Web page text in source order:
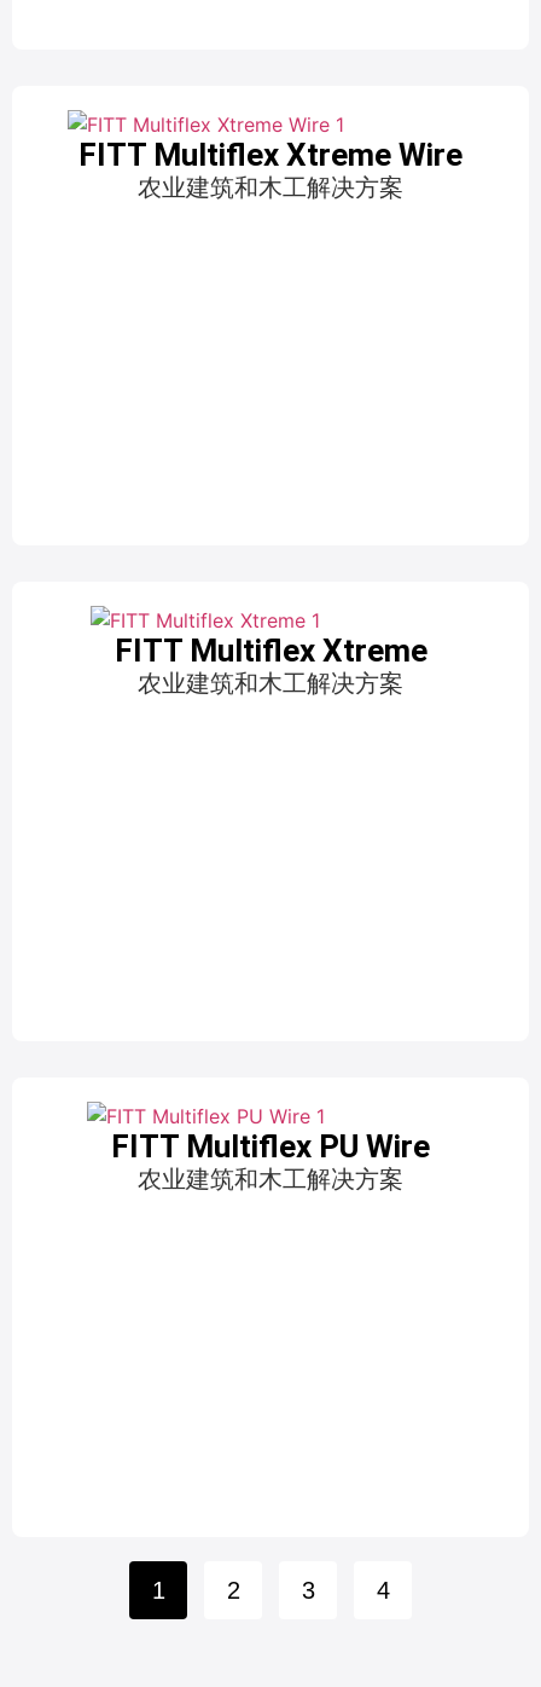
FITT Multiflex Xtreme Wire
农业建筑和木工解决方案
FITT Multiflex Xtreme
农业建筑和木工解决方案
FITT Multiflex PU Wire
农业建筑和木工解决方案
1 2 3 4